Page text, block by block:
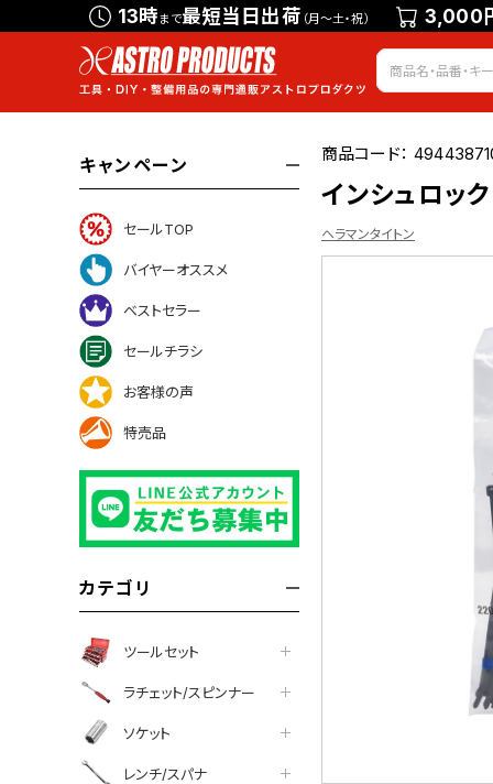
13時まで最短当日出荷 （月～土・祝） 3,000
キャンペーン
セールTOP
バイヤーオススメ
ベストセラー
セールチラシ
お客様の声
特売品
カテゴリ
ツールセット
ラチェット/スピンナー
ソケット
レンチ/スパナ
商品コード：
インシュロッ
ヘラマンタイトン